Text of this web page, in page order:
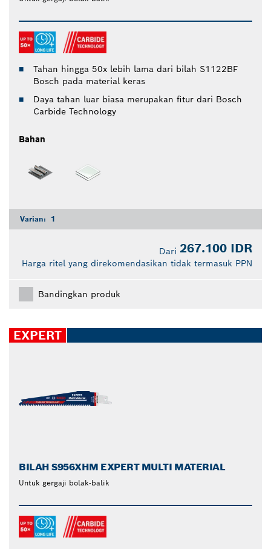
Tahan hingga 50x lebih lama dari bilah S1122BF
Bosch pada material keras
Daya tahan luar biasa merupakan fitur dari Bosch
Carbide Technology
Bahan
Varian: 1
Dari 267.100 IDR
Harga ritel yang direkomendasikan tidak termasuk PPN
Bandingkan produk
EXPERT
BILAH S956XHM EXPERT MULTI MATERIAL
Untuk gergaji bolak-balik